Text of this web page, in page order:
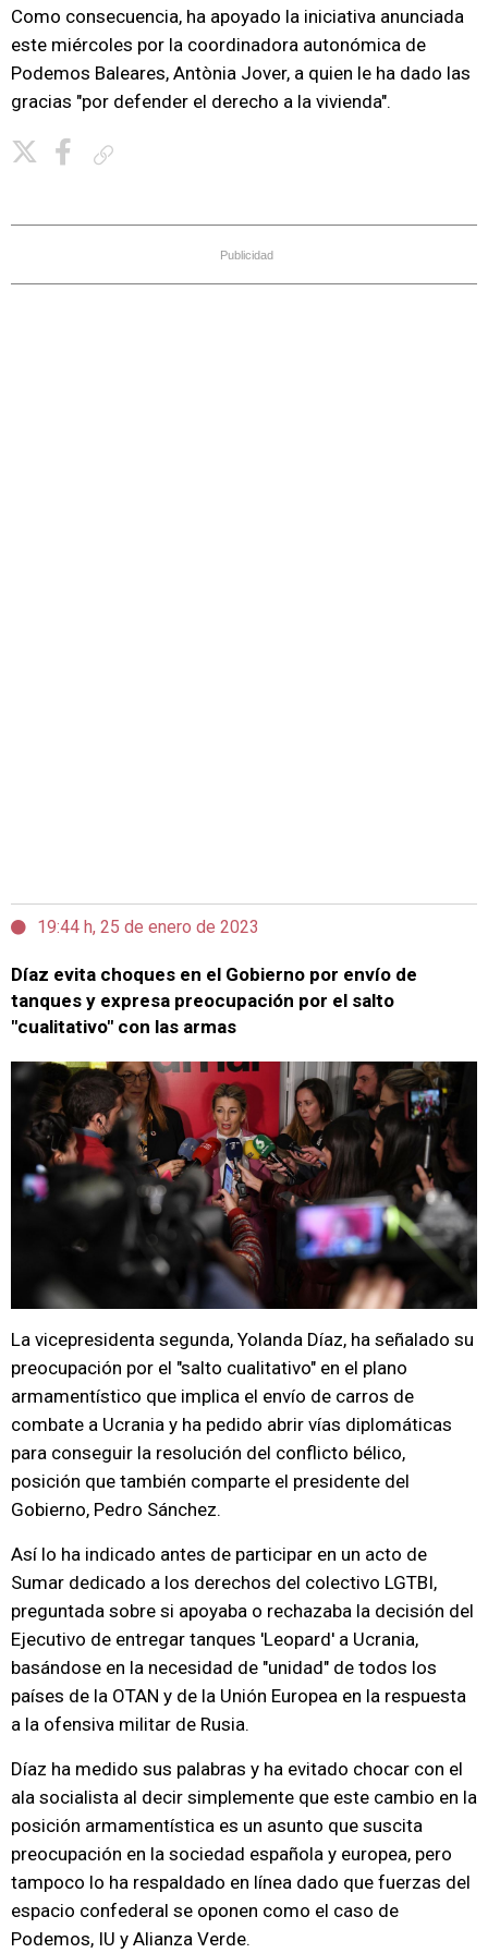
Como consecuencia, ha apoyado la iniciativa anunciada
este miércoles por la coordinadora autonómica de
Podemos Baleares, Antònia Jover, a quien le ha dado las
gracias "por defender el derecho a la vivienda".
Publicidad
19:44 h, 25 de enero de 2023
Díaz evita choques en el Gobierno por envío de
tanques y expresa preocupación por el salto
"cualitativo" con las armas
La vicepresidenta segunda, Yolanda Díaz, ha señalado su
preocupación por el "salto cualitativo" en el plano
armamentístico que implica el envío de carros de
combate a Ucrania y ha pedido abrir vías diplomáticas
para conseguir la resolución del conflicto bélico,
posición que también comparte el presidente del
Gobierno, Pedro Sánchez.
Así lo ha indicado antes de participar en un acto de
Sumar dedicado a los derechos del colectivo LGTBI,
preguntada sobre si apoyaba o rechazaba la decisión del
Ejecutivo de entregar tanques 'Leopard' a Ucrania,
basándose en la necesidad de "unidad" de todos los
países de la OTAN y de la Unión Europea en la respuesta
a la ofensiva militar de Rusia.
Díaz ha medido sus palabras y ha evitado chocar con el
ala socialista al decir simplemente que este cambio en la
posición armamentística es un asunto que suscita
preocupación en la sociedad española y europea, pero
tampoco lo ha respaldado en línea dado que fuerzas del
espacio confederal se oponen como el caso de
Podemos, IU y Alianza Verde.